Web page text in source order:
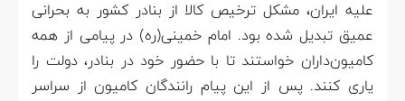
علیه ایران، مشکل ترخیص کالا از بنادر کشور به بحرانی
عمیق تبدیل شده بود. امام خمینی(ره) در پیامی از همه
کامیون‌داران خواستند تا با حضور خود در بنادر، دولت را
یاری کنند. پس از این پیام رانندگان کامیون از سراسر